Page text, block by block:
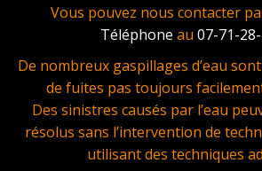
Vous pouvez nous contacter
Téléphone au 07-71-
De nombreux gaspillages d’eau
de fuites pas toujours
Des sinistres causés par l’eau
résolus sans l’intervention de
utilisant des techniques